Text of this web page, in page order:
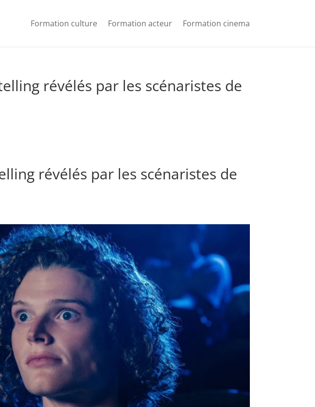
Formation culture Formation acteur Formation cinema
révélés par les scénaristes de
révélés par les scénaristes de